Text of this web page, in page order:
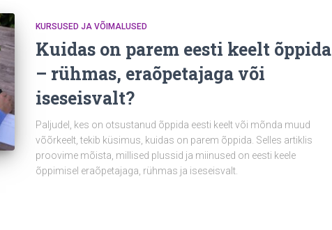
KURSUSED JA VÕIMALUSED
Kuidas on parem eesti keelt õppida
– rühmas, eraõpetajaga või
iseseisvalt?
Paljudel, kes on otsustanud õppida eesti keelt või mõnda muud
võõrkeelt, tekib küsimus, kuidas on parem õppida. Selles artiklis
proovime mõista, millised plussid ja miinused on eesti keele
õppimisel eraõpetajaga, rühmas ja iseseisvalt.